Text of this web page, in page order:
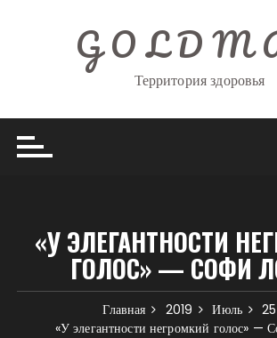
содержимомуG O L D M
Территория здоровья
«У ЭЛЕГАНТНОСТИ
ГОЛОС» — СОФИ
Главная 2019 Июль
25
«У элегантности негромкий голос» —